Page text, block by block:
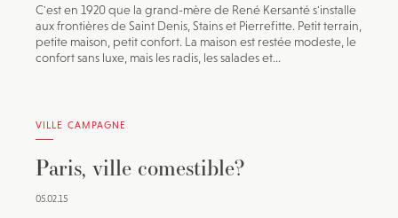
C'est en 1920 que la grand-mère de René Kersanté s'installe
aux frontières de Saint Denis, Stains et Pierrefitte. Petit terrain,
petite maison, petit confort. La maison est restée modeste, le
confort sans luxe, mais les radis, les salades et...
VILLE CAMPAGNE
Paris, ville comestible?
05.02.15